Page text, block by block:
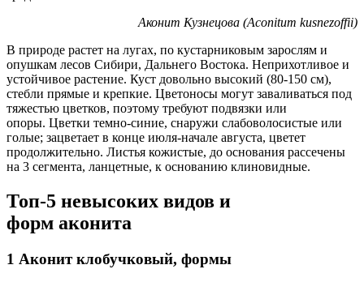
Аконит Кузнецова (Aconitum kusnezoffii)
В природе растет на лугах, по кустарниковым зарослям и
опушкам лесов Сибири, Дальнего Востока. Неприхотливое и
устойчивое растение. Куст довольно высокий (80-150 см),
стебли прямые и крепкие. Цветоносы могут заваливаться под
тяжестью цветков, поэтому требуют подвязки или
опоры. Цветки темно-синие, снаружи слабоволосистые или
голые; зацветает в конце июля-начале августа, цветет
продолжительно. Листья кожистые, до основания рассечены
на 3 сегмента, ланцетные, к основанию клиновидные.
Топ-5 невысоких видов и
форм аконита
1 Аконит клобучковый, формы